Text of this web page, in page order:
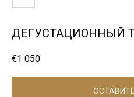
ДЕГУСТАЦИОННЫЙ
€1 050